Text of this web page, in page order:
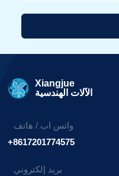
Xiangjue
الآلات الهندسية
واتس اب / هاتف
+8617201774575
بريد إلكتروني